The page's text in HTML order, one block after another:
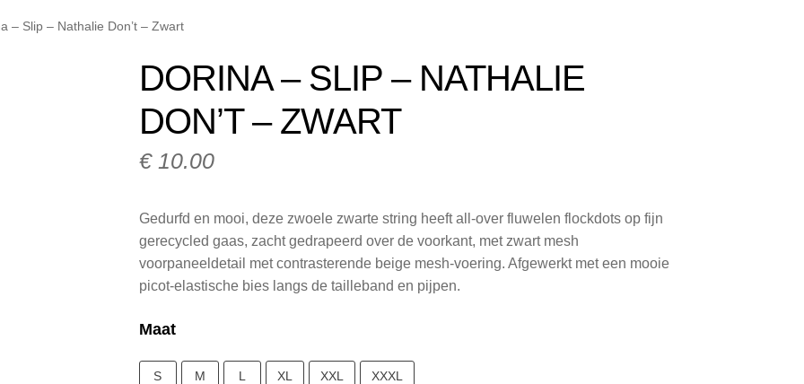
– Slip – Nathalie Don’t – Zwart
DORINA – SLIP – NATHALIE
DON’T – ZWART
€10.00
Gedurfd en mooi, deze zwoele zwarte string heeft all-over fluwelen flockdots op fijn
gerecycled gaas, zacht gedrapeerd over de voorkant, met zwart mesh
voorpaneeldetail met contrasterende beige mesh-voering. Afgewerkt met een mooie
picot-elastische bies langs de tailleband en pijpen.
Maat
S M L XL XXL XXXL